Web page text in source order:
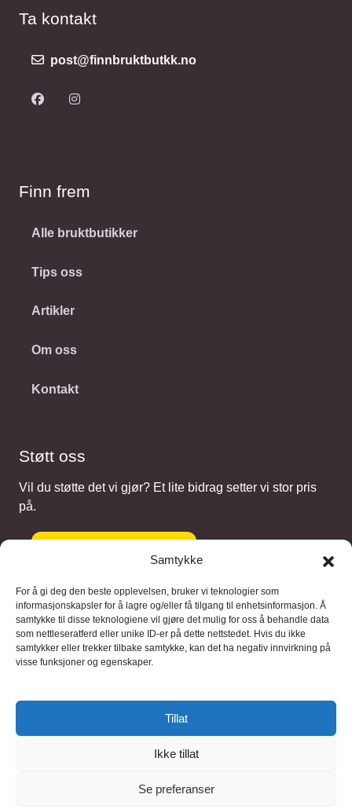
Samtykke
For å gi deg den beste opplevelsen, bruker vi teknologier som
informasjonskapsler for å lagre og/eller få tilgang til enhetsinformasjon. Å
samtykke til disse teknologiene vil gjøre det mulig for oss å behandle data
som nettleseratferd eller unike ID-er på dette nettstedet. Hvis du ikke
samtykker eller trekker tilbake samtykke, kan det ha negativ innvirkning på
visse funksjoner og egenskaper.
Tillat
Ikke tillat
Se preferanser
Ta kontakt
post@finnbruktbutkk.no
Finn frem
Alle bruktbutikker
Tips oss
Artikler
Om oss
Kontakt
Støtt oss
Vil du støtte det vi gjør? Et lite bidrag setter vi stor pris
på.
Gi et bidrag
Samarbeidspartnere
Blaaregn – digitale tjenester